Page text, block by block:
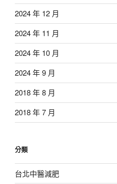
2024 年 12 月
2024 年 11 月
2024 年 10 月
2024 年 9 月
2018 年 8 月
2018 年 7 月
分類
台北中醫減肥